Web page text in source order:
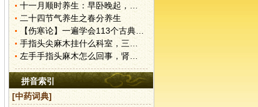
十一月顺时养生：早卧晚起，保护阳气
二十四节气养生之春分养生
【伤寒论】一遍学会113个古典经方！
手指头尖麻木挂什么科室，三伏天里的肾气不固——肾合jjn
左手手指头麻木怎么回事，肾气不固的深层对话——肾合jjn
拼音索引
[中药词典]